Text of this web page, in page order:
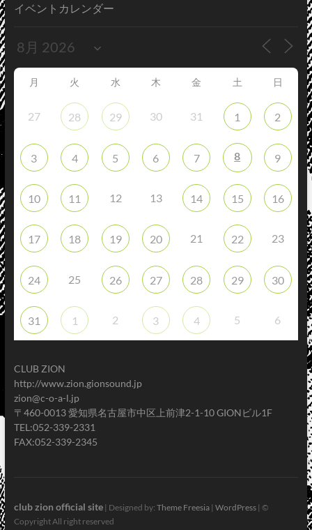
イベントカレンダー
月 火 水 木 金 土 日
27 28 29 30 31 1 2
3 4 5 6 7 8 9
10 11 12 13 14 15 16
17 18 19 20 21 22 23
24 25 26 27 28 29 30
31 1 2 3 4 5 6
CLUB ZION
http://www.zion.gionsound.jp
zion@c-o-a-l.jp
〒460-0013 愛知県名古屋市中区上前津2-1-10 GIONビル1F
TEL:052-339-2331
FAX:052-339-2345
club zion official site| Designed by: Theme Freesia| WordPress| ©
Copyright All right reserved